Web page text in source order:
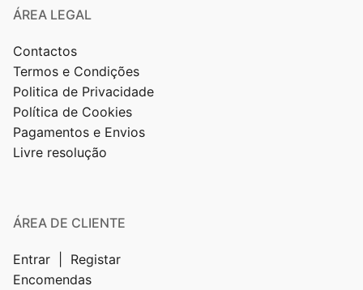
ÁREA LEGAL
Contactos
Termos e Condições
Politica de Privacidade
Política de Cookies
Pagamentos e Envios
Livre resolução
ÁREA DE CLIENTE
Entrar | Registar
Encomendas